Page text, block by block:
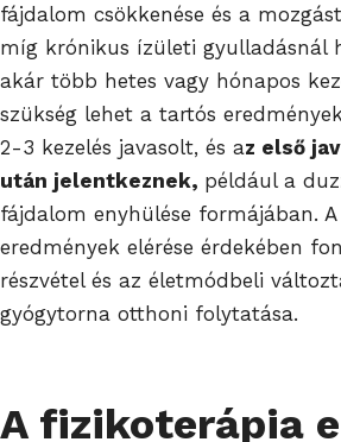
fájdalom csökkenése és a
míg krónikus ízületi gyulladásnál
akár több hetes vagy hónapos
szükség lehet a tartós
2-3 kezelés javasolt, és az első
után jelentkeznek, például a
fájdalom enyhülése formájában.
eredmények elérése érdekében
részvétel és az életmódbeli
gyógytorna otthoni folytatása.
A fizikoterápia